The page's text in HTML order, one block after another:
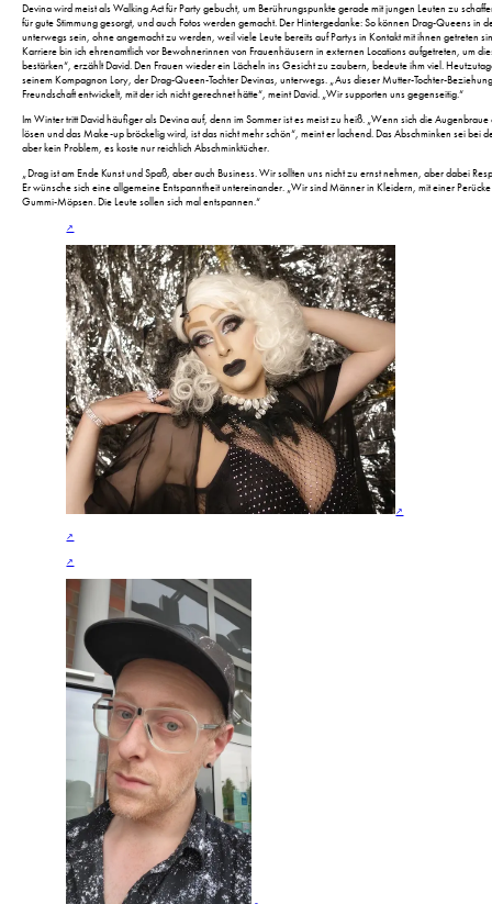
Devina wird meist als Walking Act für Party gebucht, um Berührungspunkte gerade mit jungen Leuten zu
für gute Stimmung gesorgt, und auch Fotos werden gemacht. Der Hintergedanke: So können Drag-Queens in
unterwegs sein, ohne angemacht zu werden, weil viele Leute bereits auf Partys in Kontakt mit ihnen getreten
Karriere bin ich ehrenamtlich vor Bewohnerinnen von Frauenhäusern in externen Locations aufgetreten, um
bestärken“, erzählt David. Den Frauen wieder ein Lächeln ins Gesicht zu zaubern, bedeute ihm viel.
seinem Kompagnon Lory, der Drag-Queen-Tochter Devinas, unterwegs. „Aus dieser Mutter-Tochter-
Freundschaft entwickelt, mit der ich nicht gerechnet hätte“, meint David. „Wir supporten uns gegenseitig.“
Im Winter tritt David häufiger als Devina auf, denn im Sommer ist es meist zu heiß. „Wenn sich die
lösen und das Make-up bröckelig wird, ist das nicht mehr schön“, meint er lachend. Das Abschminken sei bei
aber kein Problem, es koste nur reichlich Abschminktücher.
„Drag ist am Ende Kunst und Spaß, aber auch Business. Wir sollten uns nicht zu ernst nehmen, aber dabei
Er wünsche sich eine allgemeine Entspanntheit untereinander. „Wir sind Männer in Kleidern, mit einer
Gummi-Möpsen. Die Leute sollen sich mal entspannen.“